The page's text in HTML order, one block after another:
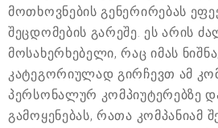
მოთხოვნების გენერირებას
შეცდომების გარეშე. ეს არის
მოსახერხებელი, რაც იმას
კატეგორიულად გირჩევთ ამ
პერსონალურ კომპიუტერებზე
გამოყენებას, რათა კომპანიამ